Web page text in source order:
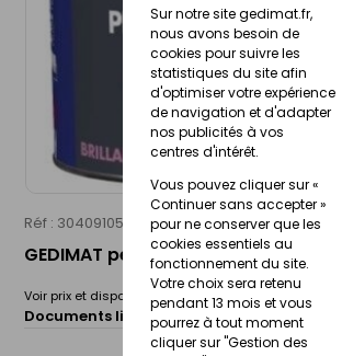
Sur notre site gedimat.fr,
nous avons besoin de
cookies pour suivre les
statistiques du site afin
d'optimiser votre expérience
de navigation et d'adapter
nos publicités à vos
centres d'intérêt.
Vous pouvez cliquer sur «
Continuer sans accepter »
pour ne conserver que les
cookies essentiels au
fonctionnement du site.
Votre choix sera retenu
pendant 13 mois et vous
pourrez à tout moment
cliquer sur "Gestion des
Réf : 30409105
GEDIMAT peinture spéciale fer 2l
Voir prix et disponibilité en magasin
Documents liés : Fiche technique Fiche